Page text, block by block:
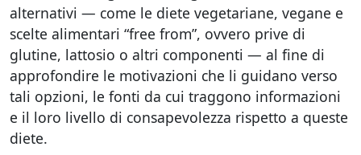
alternativi — come le diete vegetariane, vegane e
scelte alimentari “free from”, ovvero prive di
glutine, lattosio o altri componenti — al fine di
approfondire le motivazioni che li guidano verso
tali opzioni, le fonti da cui traggono informazioni
e il loro livello di consapevolezza rispetto a queste
diete.